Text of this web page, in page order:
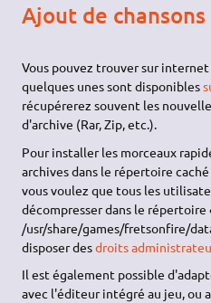
Ajout de chansons
Vous pouvez trouver sur internet
quelques unes sont disponibles
récupérerez souvent les
d'archive (Rar, Zip, etc.).
Pour installer les morceaux
archives dans le répertoire caché
vous voulez que tous les
décompresser dans le répertoire
/usr/share/games/fretsonfire/
disposer desdroits administrateur
Il est également possible
avec l'éditeur intégré au jeu, ou